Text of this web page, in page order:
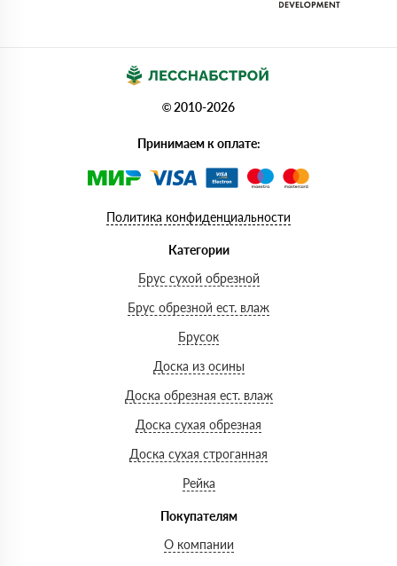
© 2010-2026
Принимаем к оплате:
Политика конфиденциальности
Категории
Брус сухой обрезной
Брус обрезной ест. влаж
Брусок
Доска из осины
Доска обрезная ест. влаж
Доска сухая обрезная
Доска сухая строганная
Рейка
Покупателям
О компании